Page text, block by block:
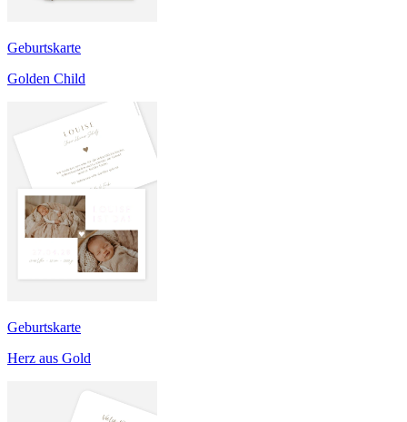
Geburtskarte
Golden Child
Geburtskarte
Herz aus Gold